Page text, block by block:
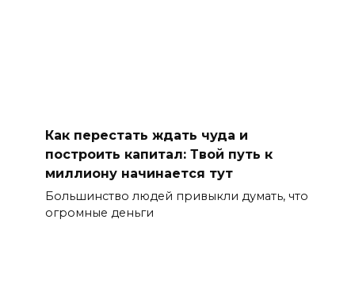
Как перестать ждать чуда и
построить капитал: Твой путь к
миллиону начинается тут
Большинство людей привыкли думать, что
огромные деньги